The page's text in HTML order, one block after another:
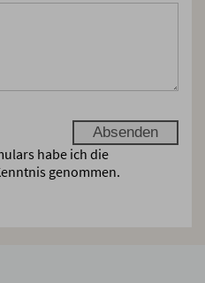
habe ich die
genommen.